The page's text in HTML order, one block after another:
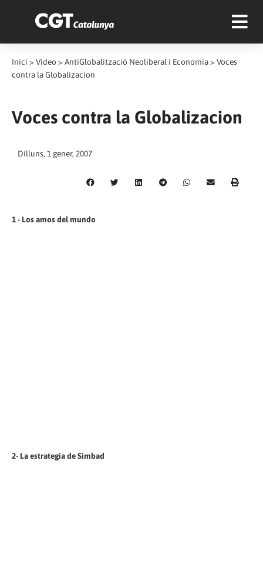
Inici > Vídeo > AntiGlobalització Neoliberal i Economia> Voces
contra la Globalizacion
Voces contra la Globalizacion
Dilluns, 1 gener, 2007
1 - Los amos del mundo
2- La estrategia de Simbad